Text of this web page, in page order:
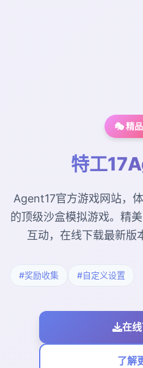
🎭 精
特工
Agent17官方游戏网站，
的顶级沙盒模拟游戏。精
互动，在线下载最新版
#奖励收集 #自定义设置
在
了解